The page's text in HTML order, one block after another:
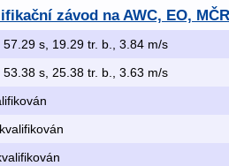
závod na AWC, EO,
57.29 s, 19.29 tr. b., 3.84 m/s
53.38 s, 25.38 tr. b., 3.63 m/s